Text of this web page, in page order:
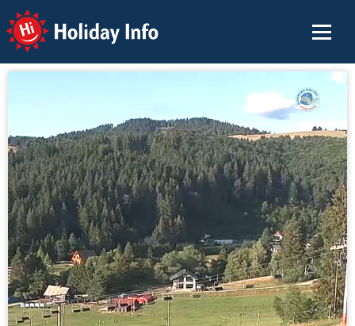
Holiday Info